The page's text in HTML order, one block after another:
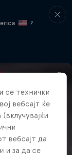
?
се технички
вебсајт ќе
вебсајт да
и за да се